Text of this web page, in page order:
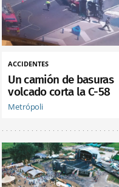
ACCIDENTES
Un camión de basuras
volcado corta la C-58
Metrópoli